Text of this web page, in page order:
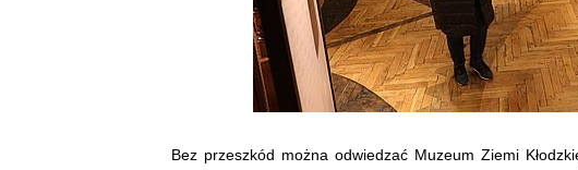
Bez przeszkód można odwiedzać Muzeum Ziemi